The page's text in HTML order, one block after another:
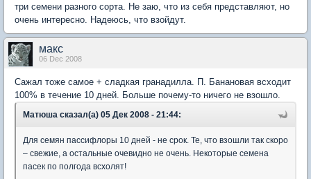
три семени разного сорта. Не заю, что из себя представляют, но
очень интересно. Надеюсь, что взойдут.
макс
06 Dec 2008
Сажал тоже самое + сладкая гранадилла. П. Банановая всходит
100% в течение 10 дней. Больше почему-то ничего не взошло.
Матюша сказал(а) 05 Дек 2008 - 21:44:
Для семян пассифлоры 10 дней - не срок. Те, что взошли так скоро
– свежие, а остальные очевидно не очень. Некоторые семена
пасек по полгода всхолят!